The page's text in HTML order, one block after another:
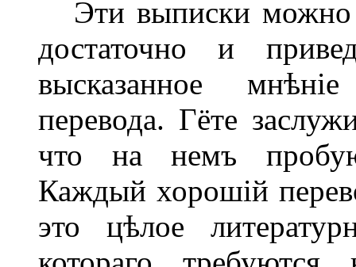
Эти выписки можно
достаточно и
высказанное
перевода. Гёте
что на немъ
Каждый хорошій
это цѣлое